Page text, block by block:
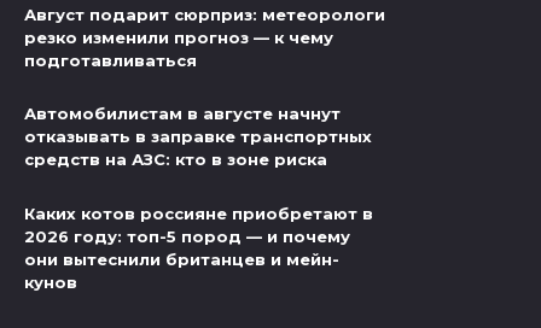
Август подарит сюрприз: метеорологи
резко изменили прогноз — к чему
подготавливаться
Автомобилистам в августе начнут
отказывать в заправке транспортных
средств на АЗС: кто в зоне риска
Каких котов россияне приобретают в
2026 году: топ-5 пород — и почему
они вытеснили британцев и мейн-
кунов